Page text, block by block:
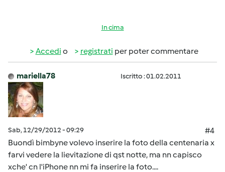
In cima
Accedi o registrati per poter commentare
mariella78 Iscritto : 01.02.2011
Sab, 12/29/2012 - 09:29
#4
Buondì bimbyne volevo inserire la foto della centenaria x
farvi vedere la lievitazione di qst notte, ma nn capisco
xche' cn l'iPhone nn mi fa inserire la foto....